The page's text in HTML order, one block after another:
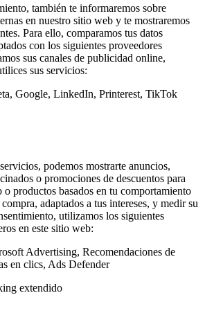
también te informaremos sobre
en nuestro sitio web y te mostraremos
Para ello, comparamos tus datos
con los siguientes proveedores
sus canales de publicidad online,
sus servicios:
Google, LinkedIn, Printerest, TikTok
podemos mostrarte anuncios,
o promociones de descuentos para
o productos basados en tu comportamiento
adaptados a tus intereses, y medir su
utilizamos los siguientes
en este sitio web:
Advertising, Recomendaciones de
en clics, Ads Defender
extendido